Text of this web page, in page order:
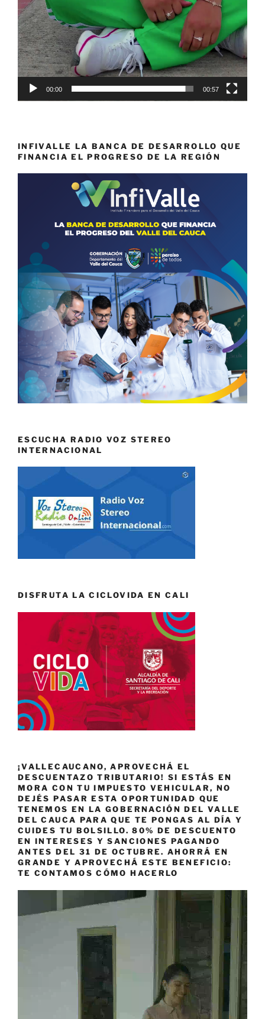
00:00 00:57
INFIVALLE LA BANCA DE DESARROLLO QUE
FINANCIA EL PROGRESO DE LA REGIÓN
ESCUCHA RADIO VOZ STEREO
INTERNACIONAL
DISFRUTA LA CICLOVIDA EN CALI
¡VALLECAUCANO, APROVECHÁ EL
DESCUENTAZO TRIBUTARIO! SI ESTÁS EN
MORA CON TU IMPUESTO VEHICULAR, NO
DEJÉS PASAR ESTA OPORTUNIDAD QUE
TENEMOS EN LA GOBERNACIÓN DEL VALLE
DEL CAUCA PARA QUE TE PONGAS AL DÍA Y
CUIDES TU BOLSILLO. 80% DE DESCUENTO
EN INTERESES Y SANCIONES PAGANDO
ANTES DEL 31 DE OCTUBRE. AHORRÁ EN
GRANDE Y APROVECHÁ ESTE BENEFICIO:
TE CONTAMOS CÓMO HACERLO